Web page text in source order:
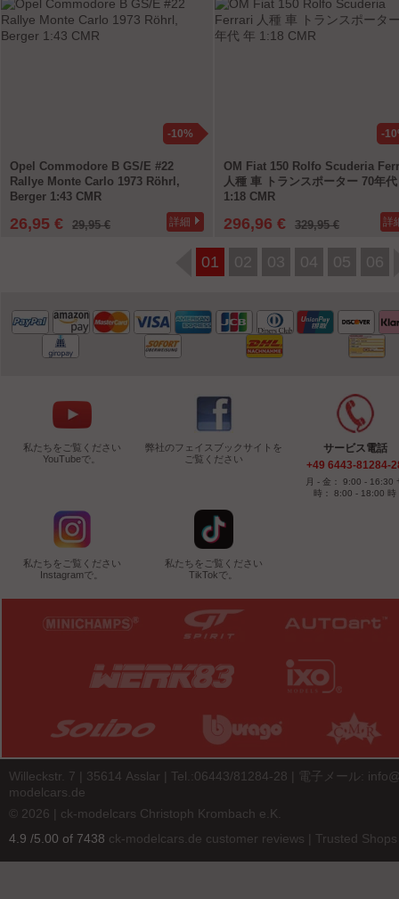
-10%
Opel Commodore B GS/E #22
Rallye Monte Carlo 1973 Röhrl,
Berger 1:43 CMR
26,95 € 29,95 € 詳細
-
OM Fiat 150 Rolfo Scuderia
人種 車 トランスポーター 70年
1:18 CMR
296,96 € 329,95 € 詳
01 02 03 04 05 06
私たちをご覧ください
YouTubeで。
弊社のフェイスブックサイトを
ご覧ください
私たちをご覧ください
Instagramで。
私たちをご覧ください
TikTokで。
サービス電話
+49 6443-81284-
月 - 金： 9:00 - 16:30
時： 8:00 - 18:00 時
Willeckstr. 7 | 35614 Asslar | Tel.:06443/81284-28 | 電子メール:
modelcars.de
© 2026 | ck-modelcars Christoph Krombach e.K.
4.9 /5.00 of 7438 ck-modelcars.de customer reviews | Trusted Shops